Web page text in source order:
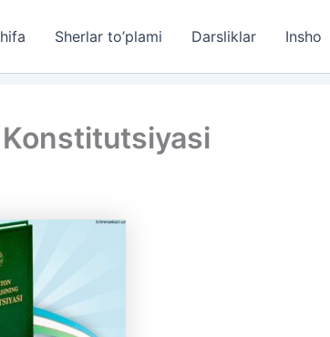
Sherlar to’plami Darsliklar Insho